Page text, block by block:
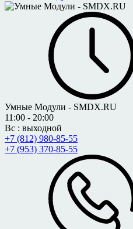
Умные Модули - SMDX.RU
11:00 - 20:00
Вс : выходной
+7 (812) 980-85-55
+7 (953) 370-85-55